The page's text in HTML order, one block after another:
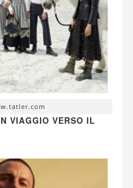
VIAGGIO VERSO IL